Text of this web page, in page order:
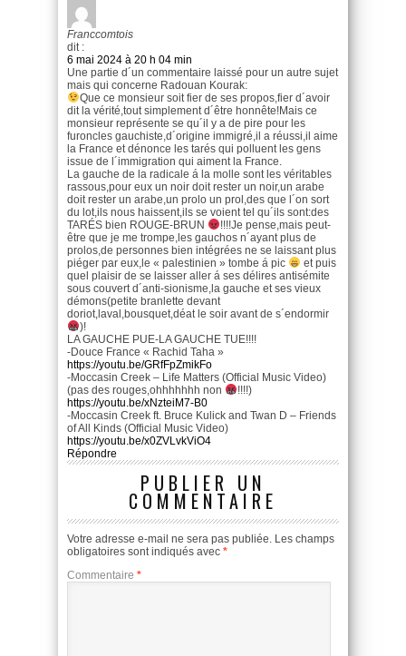
Franccomtois
dit :
6 mai 2024 à 20 h 04 min
Une partie d´un commentaire laissé pour un autre sujet
mais qui concerne Radouan Kourak:
Que ce monsieur soit fier de ses propos,fier d´avoir
dit la vérité,tout simplement d´être honnête!Mais ce
monsieur représente se qu´il y a de pire pour les
furoncles gauchiste,d´origine immigré,il a réussi,il aime
la France et dénonce les tarés qui polluent les gens
issue de l´immigration qui aiment la France.
La gauche de la radicale á la molle sont les véritables
rassous,pour eux un noir doit rester un noir,un arabe
doit rester un arabe,un prolo un prol,des que l´on sort
du lot,ils nous haissent,ils se voient tel qu´ils sont:des
TARÉS bien ROUGE-BRUN
!!!!Je pense,mais peut-
être que je me trompe,les gauchos n´ayant plus de
prolos,de personnes bien intégrées ne se laissant plus
piéger par eux,le « palestinien » tombe á pic
et puis
quel plaisir de se laisser aller á ses délires antisémite
sous couvert d´anti-sionisme,la gauche et ses vieux
démons(petite branlette devant
doriot,laval,bousquet,déat le soir avant de s´endormir
)!
LA GAUCHE PUE-LA GAUCHE TUE!!!!
-Douce France « Rachid Taha »
https://youtu.be/GRfFpZmikFo
-Moccasin Creek – Life Matters (Official Music Video)
(pas des rouges,ohhhhhhh non
!!!!)
https://youtu.be/xNzteiM7-B0
-Moccasin Creek ft. Bruce Kulick and Twan D – Friends
of All Kinds (Official Music Video)
https://youtu.be/x0ZVLvkViO4
Répondre
PUBLIER UN
COMMENTAIRE
Votre adresse e-mail ne sera pas publiée. Les champs
obligatoires sont indiqués avec *
Commentaire *